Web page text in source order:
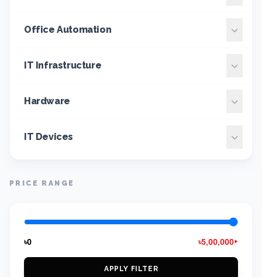
Office Automation
IT Infrastructure
Hardware
IT Devices
PRICE RANGE
৳0 ৳5,00,000+
APPLY FILTER